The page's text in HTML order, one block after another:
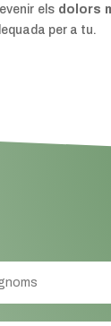
els dolors
per a tu.